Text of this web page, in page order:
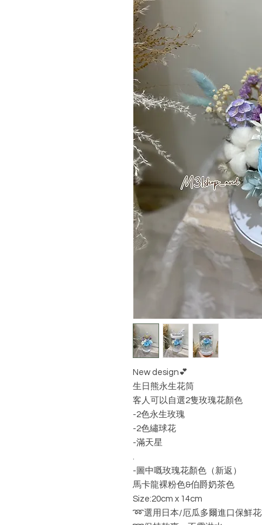
New design💕
生日熊永生花筒
客人可以自選2隻玫瑰花顏色
-2色永生玫瑰
-2色繡球花
-滿天星
.
-圖中嘅玫瑰花顏色（新返）
馬卡龍裸粉色&伯爵奶茶色
Size:20cm x 14cm
➿選用日本/厄瓜多爾進口保鮮